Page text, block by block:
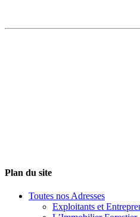
Plan du site
Toutes nos Adresses
Exploitants et